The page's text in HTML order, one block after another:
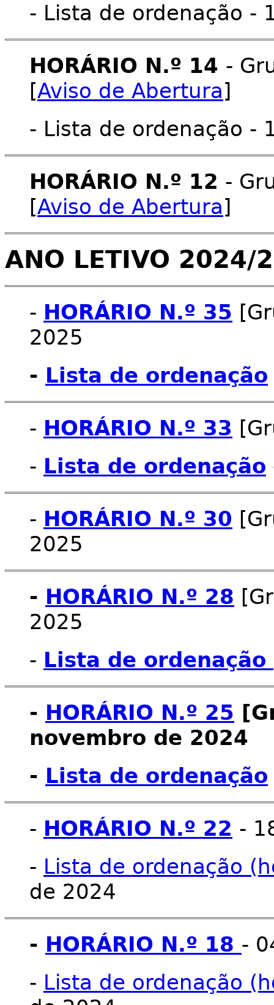
- Lista de ordenação -
HORÁRIO N.º 14 -
[Aviso de Abertura]
- Lista de ordenação -
HORÁRIO N.º 12 -
[Aviso de Abertura]
ANO LETIVO 2024/
- HORÁRIO N.º 35
2025
- Lista de ordenação
- HORÁRIO N.º 33
- Lista de ordenação
- HORÁRIO N.º 30
2025
- HORÁRIO N.º 28
2025
- Lista de ordenação
- HORÁRIO N.º 25
novembro de 2024
- Lista de ordenação
- HORÁRIO N.º 22 -
- Lista de ordenação
de 2024
- HORÁRIO N.º 18 -
- Lista de ordenação